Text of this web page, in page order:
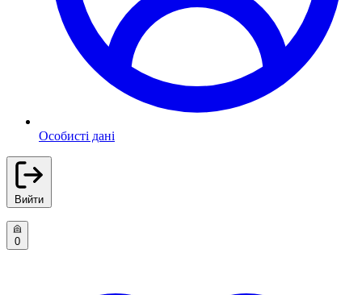
Особисті дані
Вийти
0